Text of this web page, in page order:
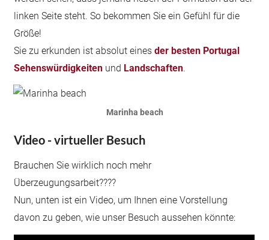
linken Seite steht. So bekommen Sie ein Gefühl für die
Größe!
Sie zu erkunden ist absolut einesder besten Portugal
Sehenswürdigkeiten und Landschaften.
Marinha beach
Video - virtueller Besuch
Brauchen Sie wirklich noch mehr
Überzeugungsarbeit????
Nun, unten ist ein Video, um Ihnen eine Vorstellung
davon zu geben, wie unser Besuch aussehen könnte: